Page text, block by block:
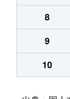
8
9
10